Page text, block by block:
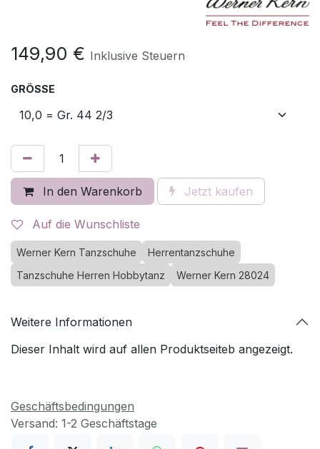
149,90 € Inklusive Steuern
GRÖSSE
In den Warenkorb Jetzt kaufen
Auf die Wunschliste
Werner Kern Tanzschuhe
Herrentanzschuhe
Tanzschuhe Herren Hobbytanz
Werner Kern 28024
Weitere Informationen
Dieser Inhalt wird auf allen Produktseiteb angezeigt.
Geschäftsbedingungen
Versand: 1-2 Geschäftstage